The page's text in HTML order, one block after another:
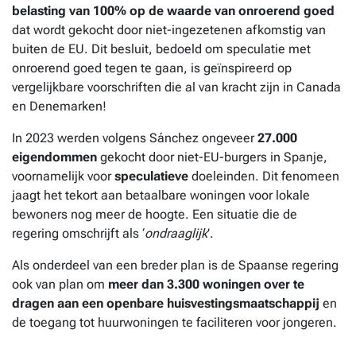
belasting van 100% op de waarde van onroerend goed
dat wordt gekocht door niet-ingezetenen afkomstig van
buiten de EU. Dit besluit, bedoeld om speculatie met
onroerend goed tegen te gaan, is geïnspireerd op
vergelijkbare voorschriften die al van kracht zijn in Canada
en Denemarken!
In 2023 werden volgens Sánchez ongeveer27.000
eigendommen gekocht door niet-EU-burgers in Spanje,
voornamelijk voorspeculatieve doeleinden. Dit fenomeen
jaagt het tekort aan betaalbare woningen voor lokale
bewoners nog meer de hoogte. Een situatie die de
regering omschrijft als ‘ondraaglijk’.
Als onderdeel van een breder plan is de Spaanse regering
ook van plan om meer dan 3.300 woningen over te
dragen aan een openbare huisvestingsmaatschappij en
de toegang tot huurwoningen te faciliteren voor jongeren.